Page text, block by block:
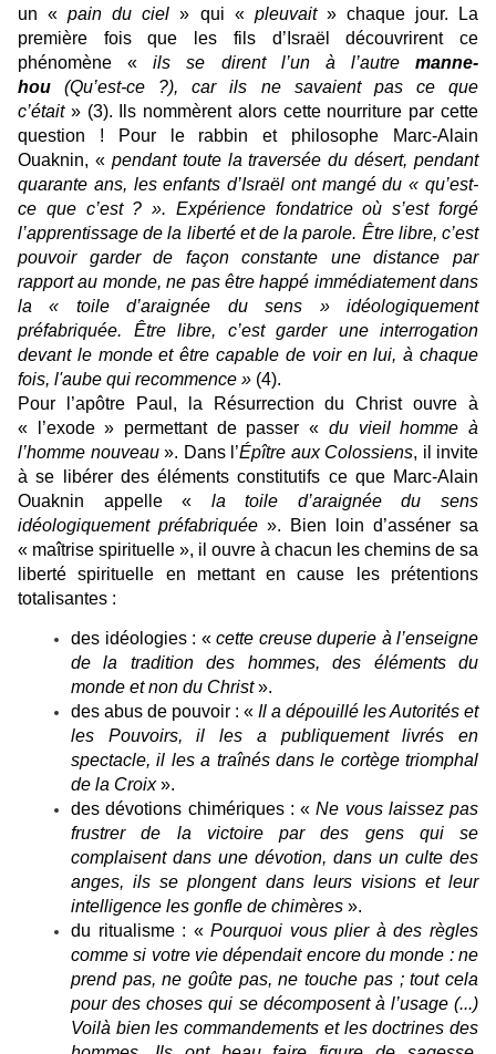
un «pain du ciel » qui « pleuvait» chaque jour. La
première fois que les fils d’Israël découvrirent ce
phénomène «ils se dirent l’un à l’autre manne-
hou
(Qu’est-ce ?), car ils ne savaient pas ce que
c’était» (3). Ils nommèrent alors cette nourriture par cette
question ! Pour le rabbin et philosophe Marc-Alain
Ouaknin, « pendant toute la traversée du désert, pendant
quarante ans, les enfants d’Israël ont mangé du « qu’est-
ce que c’est ? ». Expérience fondatrice où s’est forgé
l’apprentissage de la liberté et de la parole. Être libre, c’est
pouvoir garder de façon constante une distance par
rapport au monde, ne pas être happé immédiatement dans
la « toile d’araignée du sens » idéologiquement
préfabriquée. Être libre, c’est garder une interrogation
devant le monde et être capable de voir en lui, à chaque
fois, l'aube qui recommence » (4).
Pour l’apôtre Paul, la Résurrection du Christ ouvre à
« l’exode » permettant de passer « du vieil homme à
l’homme nouveau». Dans l’Épître aux Colossiens, il invite
à se libérer des éléments constitutifs ce que Marc-Alain
Ouaknin appelle « la toile d’araignée du sens
idéologiquement préfabriquée ». Bien loin d’asséner sa
« maîtrise spirituelle », il ouvre à chacun les chemins de sa
liberté spirituelle en mettant en cause les prétentions
totalisantes :
des idéologies : « cette creuse duperie à l’enseigne
de la tradition des hommes, des éléments du
monde et non du Christ».
des abus de pouvoir : « Il a dépouillé les Autorités et
les Pouvoirs, il les a publiquement livrés en
spectacle, il les a traînés dans le cortège triomphal
de la Croix».
des dévotions chimériques : «Ne vous laissez pas
frustrer de la victoire par des gens qui se
complaisent dans une dévotion, dans un culte des
anges, ils se plongent dans leurs visions et leur
intelligence les gonfle de chimères ».
du ritualisme : «Pourquoi vous plier à des règles
comme si votre vie dépendait encore du monde : ne
prend pas, ne goûte pas, ne touche pas ; tout cela
pour des choses qui se décomposent à l’usage (...)
Voilà bien les commandements et les doctrines des